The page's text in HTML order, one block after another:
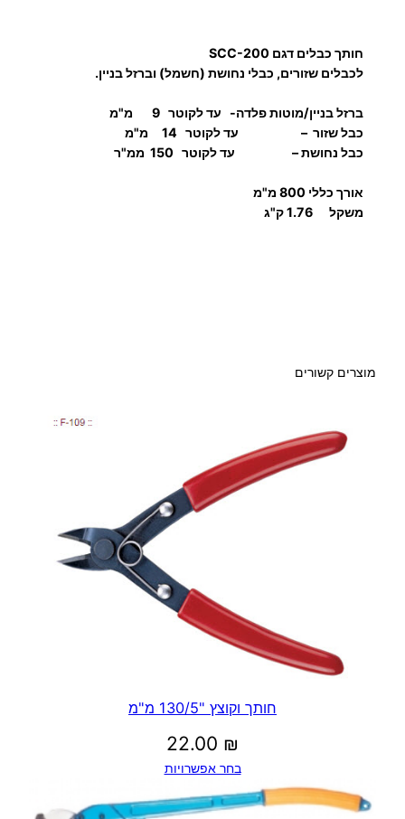
חותך כבלים דגם SCC-200
לכבלים שזורים, כבלי נחושת (חשמל) וברזל בניין.
ברזל בניין/מוטות פלדה- עד לקוטר 9 מ"מ
כבל שזור – עד לקוטר 14 מ"מ
כבל נחושת – עד לקוטר 150 ממ"ר
אורך כללי 800 מ"מ
משקל 1.76 ק"ג
מוצרים קשורים
חותך וקוצץ "130/5 מ"מ
22.00 ₪
בחר אפשרויות